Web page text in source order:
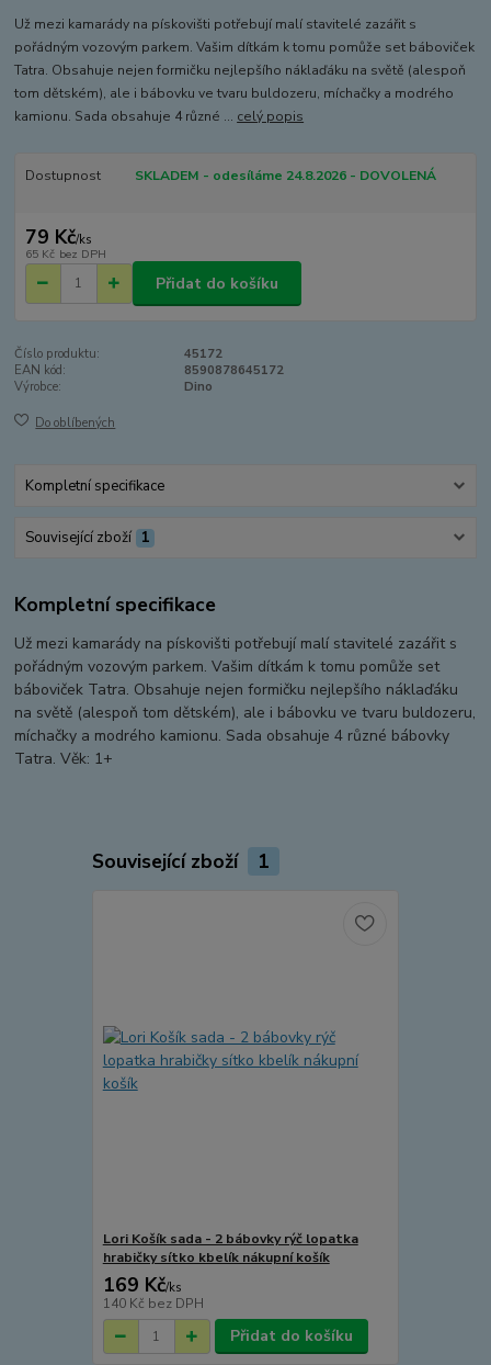
Už mezi kamarády na pískovišti potřebují malí stavitelé zazářit s
pořádným vozovým parkem. Vašim dítkám k tomu pomůže set báboviček
Tatra. Obsahuje nejen formičku nejlepšího náklaďáku na světě (alespoň
tom dětském), ale i bábovku ve tvaru buldozeru, míchačky a modrého
kamionu. Sada obsahuje 4 různé ... celý popis
Dostupnost SKLADEM - odesíláme 24.8.2026 - DOVOLENÁ
79 Kč/ks
65 Kč bez DPH
Přidat do košíku
Číslo produktu:
45172
EAN kód:
8590878645172
Výrobce:
Dino
Do oblíbených
Kompletní specifikace
Související zboží 1
Kompletní specifikace
Už mezi kamarády na pískovišti potřebují malí stavitelé zazářit s
pořádným vozovým parkem. Vašim dítkám k tomu pomůže set
báboviček Tatra. Obsahuje nejen formičku nejlepšího náklaďáku
na světě (alespoň tom dětském), ale i bábovku ve tvaru buldozeru,
míchačky a modrého kamionu. Sada obsahuje 4 různé bábovky
Tatra. Věk: 1+
Související zboží 1
Lori Košík sada - 2 bábovky rýč lopatka
hrabičky sítko kbelík nákupní košík
169 Kč/ks
140 Kč bez DPH
Přidat do košíku